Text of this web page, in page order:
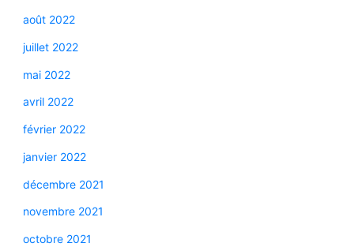
août 2022
juillet 2022
mai 2022
avril 2022
février 2022
janvier 2022
décembre 2021
novembre 2021
octobre 2021